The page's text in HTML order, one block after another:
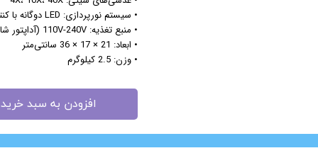
• سیستم نورپردازی: LED دوگانه با کنترل شدت نور
• منبع تغذیه: 110V-240V (آداپتور شامل شده)
• ابعاد: 21 × 17 × 36 سانتی‌متر
• وزن: 2.5 کیلوگرم
افزودن به سبد خرید